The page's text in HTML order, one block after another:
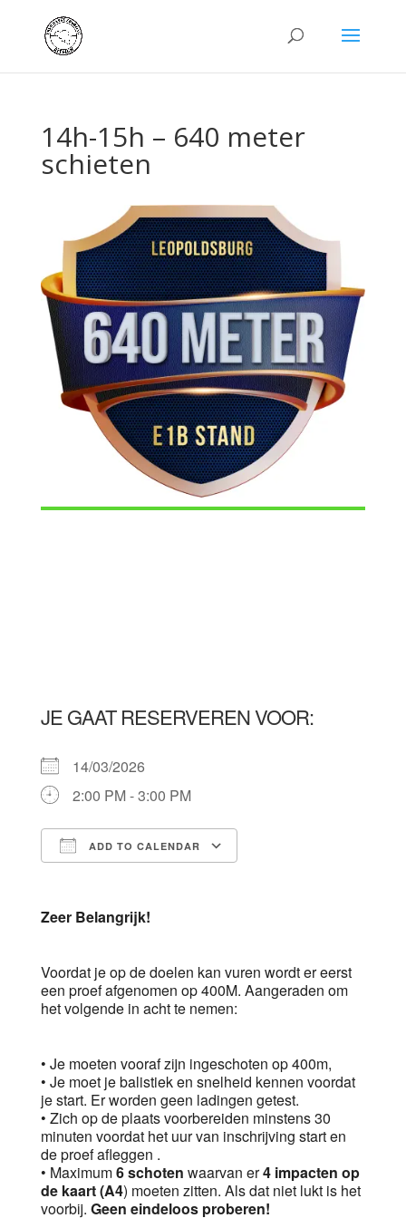
14h-15h – 640 meter
schieten
JE GAAT RESERVEREN VOOR:
14/03/2026
2:00 PM - 3:00 PM
ADD TO CALENDAR
Zeer Belangrijk!
Voordat je op de doelen kan vuren wordt er eerst
een proef afgenomen op 400M. Aangeraden om
het volgende in acht te nemen:
• Je moeten vooraf zijn ingeschoten op 400m,
• Je moet je balistiek en snelheid kennen voordat
je start. Er worden geen ladingen getest.
• Zich op de plaats voorbereiden minstens 30
minuten voordat het uur van inschrijving start en
de proef afleggen .
• Maximum6 schoten waarvan er4 impacten op
de kaart (A4) moeten zitten. Als dat niet lukt is het
voorbij. Geen eindeloos proberen!